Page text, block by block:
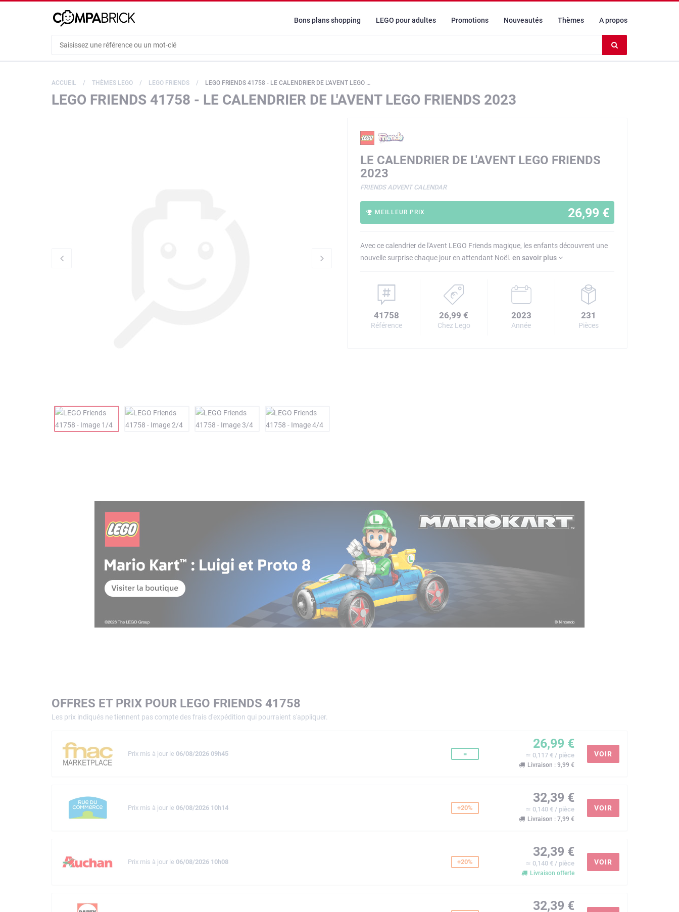
Bons plans shopping LEGO pour adultes Promotions Nouveautés Thèmes A propos
le
ACCUEIL THÈMES LEGO LEGO FRIENDS LEGO FRIENDS 41758 - LE CALENDRIER DE L'AVENT LEGO FRIENDS 2023
LEGO FRIENDS 41758 - LE CALENDRIER DE L'AVENT LEGO FRIENDS 2023
LE CALENDRIER DE L'AVENT LEGO FRIENDS
2023
FRIENDS ADVENT CALENDAR
26,99 €
MEILLEUR PRIX
Avec ce calendrier de l'Avent LEGO Friends magique, les enfants découvrent une
nouvelle surprise chaque jour en attendant Noël. en savoir plus
41758
Référence
26,99 €
Chez Lego
2023
Année
231
Pièces
OFFRES ET PRIX POUR LEGO FRIENDS 41758
Les prix indiqués ne tiennent pas compte des frais d'expédition qui pourraient s'appliquer.
Prix mis à jour le 06/08/2026 09h45 =
26,99 €
≃ 0,117 € / pièce
Livraison : 9,99 €
VOIR
Prix mis à jour le 06/08/2026 10h14 +20%
32,39 €
≃ 0,140 € / pièce
Livraison : 7,99 €
VOIR
Prix mis à jour le 06/08/2026 10h08 +20%
32,39 €
≃ 0,140 € / pièce
Livraison offerte
VOIR
32,39 €